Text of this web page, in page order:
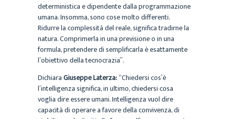
deterministica e dipendente dalla programmazione
umana. Insomma, sono cose molto differenti.
Ridurre la complessità del reale, significa tradirne la
natura. Comprimerla in una previsione o in una
formula, pretendere di semplificarla è esattamente
l’obiettivo della tecnocrazia”.
DichiaraGiuseppe Laterza:“Chiedersi cos’è
l’intelligenza significa, in ultimo, chiedersi cosa
voglia dire essere umani. Intelligenza vuol dire
capacità di operare a favore della convivenza, di